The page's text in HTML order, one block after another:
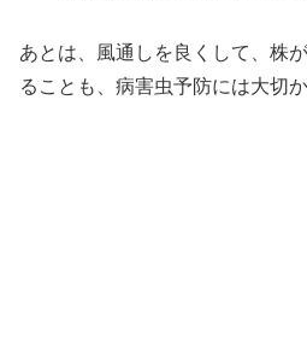
あとは、風通しを良くして、株
ることも、病害虫予防には大切か